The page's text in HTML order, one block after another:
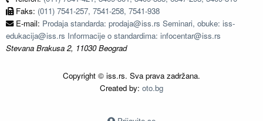
Faks: (011) 7541-257, 7541-258, 7541-938
E-mail: Prodaja standarda: prodaja@iss.rs Seminari, obuke: iss-
edukacija@iss.rs Informacije o standardima: infocentar@iss.rs
Stevana Brakusa 2, 11030 Beograd
Copyright © iss.rs. Sva prava zadržana.
Created by: oto.bg